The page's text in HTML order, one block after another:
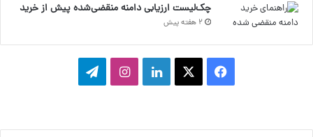
چک‌لیست ارزیابی دامنه منقضی‌شده پیش از خرید
2 هفته پیش
س
ک
ن
ن
گ